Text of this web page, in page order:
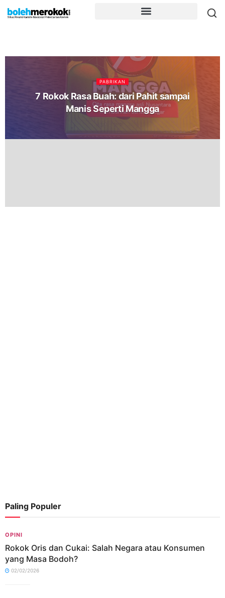
PABRIKAN
7 Rokok Rasa Buah: dari Pahit sampai
Manis Seperti Mangga
Paling Populer
OPINI
Rokok Oris dan Cukai: Salah Negara atau Konsumen
yang Masa Bodoh?
02/02/2026